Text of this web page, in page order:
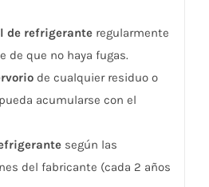
de refrigeranteregularmente
de que no haya fugas.
de cualquier residuo o
acumularse con el
según las
del fabricante (cada 2 años